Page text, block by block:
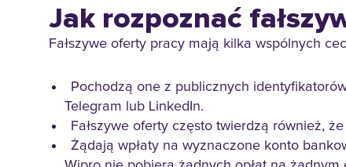
Jak rozpoznać
Fałszywe oferty pracy mają kilka wspólnych
Pochodzą one z publicznych
Telegram lub LinkedIn.
Fałszywe oferty często twierdzą również,
Żądają wpłaty na wyznaczone konto